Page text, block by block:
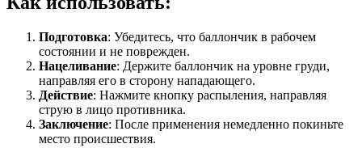
Подготовка: Убедитесь, что баллончик в рабочем
состоянии и не поврежден.
Нацеливание: Держите баллончик на уровне груди,
направляя его в сторону нападающего.
Действие: Нажмите кнопку распыления, направляя
струю в лицо противника.
Заключение: После применения немедленно покиньте
место происшествия.